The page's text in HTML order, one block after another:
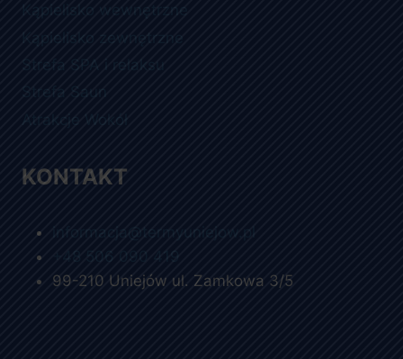
Kąpielisko wewnętrzne
Kąpielisko zewnętrzne
Strefa SPA i relaksu
Strefa Saun
Atrakcje Wokół
KONTAKT
informacja@termyuniejow.pl
+48 506 090 419
99-210 Uniejów ul. Zamkowa 3/5